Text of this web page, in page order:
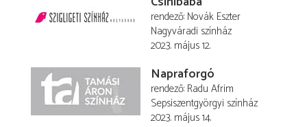
rendező Novák Eszter
Nagyváradi színház
2023. május 12.
Napraforgó
rendező Radu Afrim
Sepsiszentgyörgyi színház
2023. május 14.